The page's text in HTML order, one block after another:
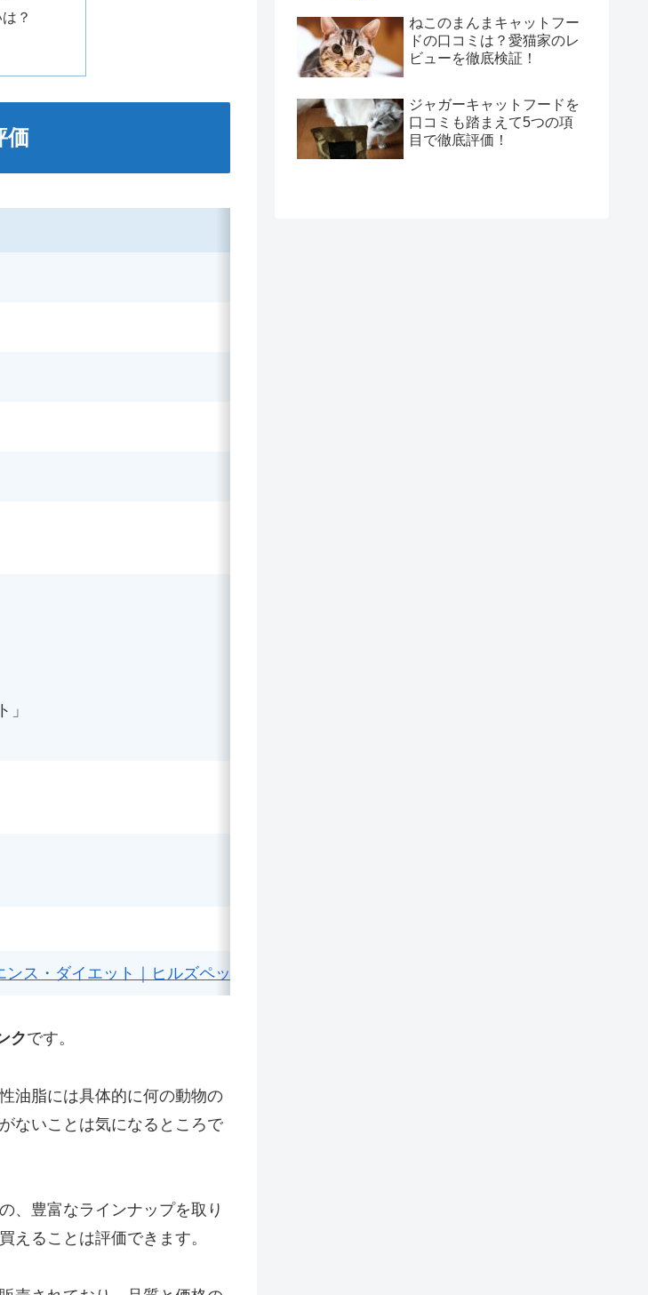
？
価
ス・ダイエット｜ヒルズペット
クです。
油脂には具体的に何の動物の
ないことは気になるところで
、豊富なラインナップを取り
えることは評価できます。
ねこのまんまキャットフー
ドの口コミは？愛猫家のレ
ビューを徹底検証！
ジャガーキャットフードを
口コミも踏まえて5つの項
目で徹底評価！